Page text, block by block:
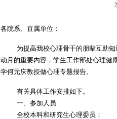
各院系、直属单位：
为提高我校心理骨干的朋辈互助
动月的重要内容，学生工作部处心理健
学何元庆教授做心理专题报告。
有关具体工作安排如下。
一、参加人员
全校本科和研究生心理委员；